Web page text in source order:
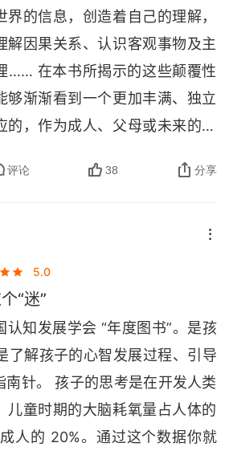
力
家
家
感知外在与自我
感觉：意识与注意
成人
么样的
界的信息，创造着自己的理解，
解因果关系、认识客观事物及主
…… 在本书所揭示的这些颠覆性
够渐渐看到一个更加丰满、独立
的，作为成人、父母或未来的父
括他们学习的步调、节奏与风
评论 38 分享
5.0
“迷”
认知发展学会 “年度图书”。是孩
了解孩子的心智发展过程、引导
针。 孩子的思考是在开发人类
儿童时期的大脑耗氧量占人体的
人的 20%。通过这个数据你就